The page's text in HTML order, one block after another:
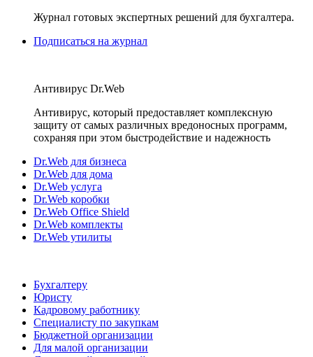
Журнал готовых экспертных решений для бухгалтера.
Подписаться на журнал
Антивирус Dr.Web
Антивирус, который предоставляет комплексную
защиту от самых различных вредоносных программ,
сохраняя при этом быстродействие и надежность
Dr.Web для бизнеса
Dr.Web для дома
Dr.Web услуга
Dr.Web коробки
Dr.Web Office Shield
Dr.Web комплекты
Dr.Web утилиты
Бухгалтеру
Юристу
Кадровому работнику
Специалисту по закупкам
Бюджетной организации
Для малой организации